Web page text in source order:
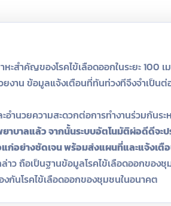
ะสำคัญของโรคไข้เลือดออกในระยะ
งาน ข้อมูลแจ้งเตือนที่ทันท่วงทีจึงจำเป็น
อำนวยความสะดวกต่อการทำงานร่วมกันร
าบาลแล้ว จากนั้นระบบอัตโนมัติผ่อดีดีจ
ก่อย่างชัดเจน พร้อมส่งแผนที่และแจ้งเตื
ว ถือเป็นฐานข้อมูลโรคไข้เลือดออกของ
กันโรคไข้เลือดออกของชุมชนในอนาคต